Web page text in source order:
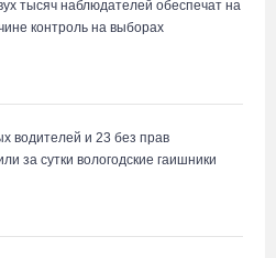
тысяч наблюдателей обеспечат на
контроль на выборах
водителей и 23 без прав
за сутки вологодские гаишники